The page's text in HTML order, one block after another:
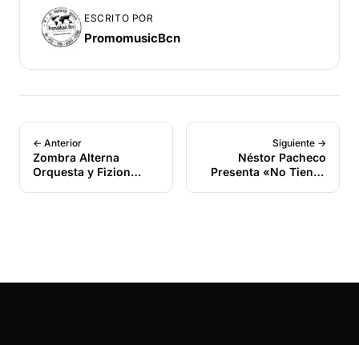
ESCRITO POR
PromomusicBcn
← Anterior
Zombra Alterna
Orquesta y Fizion
Siguiente →
Néstor Pacheco
Presenta «No Tienes